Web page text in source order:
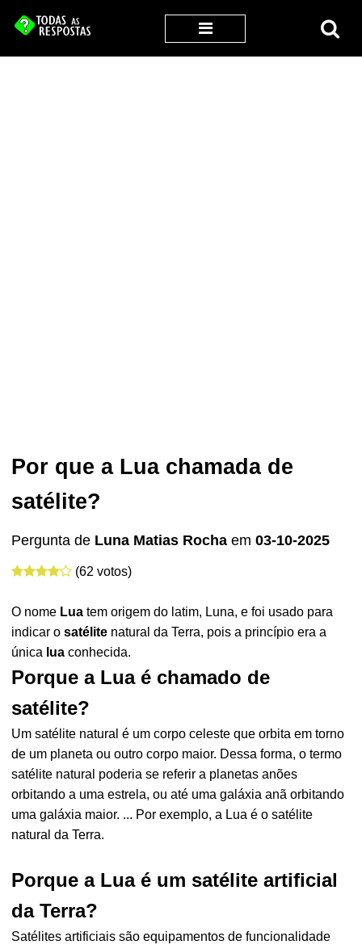
Por que a Lua chamada de
satélite?
Pergunta de Luna Matias Rocha em03-10-2025
(62 votos)
O nome Lua tem origem do latim, Luna, e foi usado para
indicar osatélite natural da Terra, pois a princípio era a
única lua conhecida.
Porque a Lua é chamado de
satélite?
Um satélite natural é um corpo celeste que orbita em torno
de um planeta ou outro corpo maior. Dessa forma, o termo
satélite natural poderia se referir a planetas anões
orbitando a uma estrela, ou até uma galáxia anã orbitando
uma galáxia maior. ... Por exemplo, a Lua é o satélite
natural da Terra.
Porque a Lua é um satélite artificial
da Terra?
Satélites artificiais são equipamentos de funcionalidade